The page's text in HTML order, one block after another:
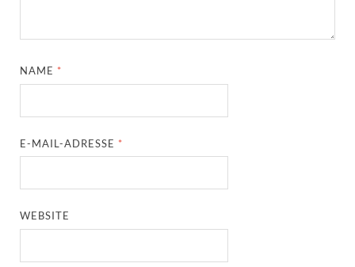
NAME *
E-MAIL-ADRESSE *
WEBSITE